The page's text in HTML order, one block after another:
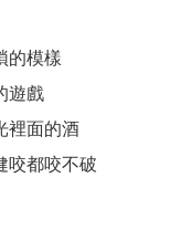
的模樣
遊戲
裡面的酒
咬都咬不破